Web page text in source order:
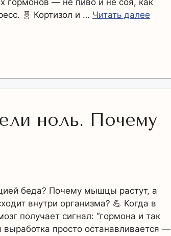
гормонов — не пиво и не соя, как
🧬 Кортизол и … Читать далее
ноль. Почему
беда? Почему мышцы растут, а
внутри организма? 💪 Когда в
получает сигнал: “гормона и так
просто останавливается —